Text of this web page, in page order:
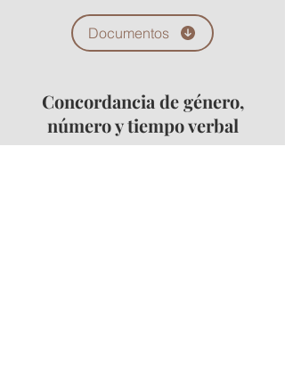
Documentos
Concordancia de género,
número y tiempo verbal